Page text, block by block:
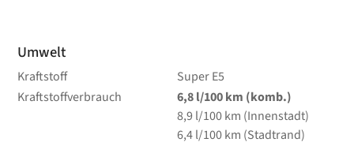
Umwelt
Kraftstoff
Super E5
Kraftstoffverbrauch
6,8l/100 km (komb.)
8,9l/100 km (Innenstadt)
6,4l/100 km (Stadtrand)